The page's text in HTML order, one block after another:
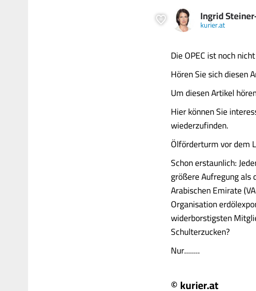
Ingrid
kurier.at
Die OPEC ist noch
Hören Sie sich diesen
Um diesen Artikel
Hier können Sie
wiederzufinden.
Ölförderturm vor dem
Schon erstaunlich:
größere Aufregung als
Arabischen Emirate
Organisation
widerborstigsten
Schulterzucken?
Nur........
© kurier.at